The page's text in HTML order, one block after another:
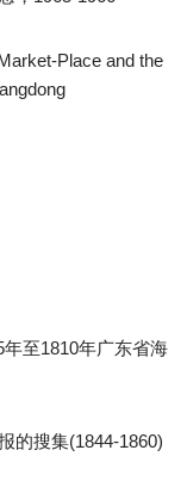
Place and the
至1810年广东省海
的搜集(1844-1860)